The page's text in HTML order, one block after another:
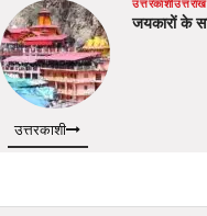
उत्तरकाशी
जयकारों के
उत्तरकाशी